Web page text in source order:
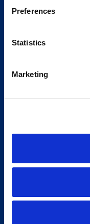
Preferences
Statistics
Marketing